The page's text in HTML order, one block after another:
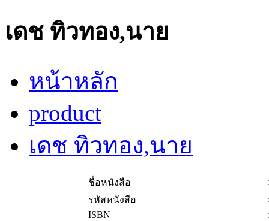
เดช ทิวทอง,นาย
หน้าหลัก
product
เดช ทิวทอง,นาย
ชื่อหนังสือ
รหัสหนังสือ
ISBN